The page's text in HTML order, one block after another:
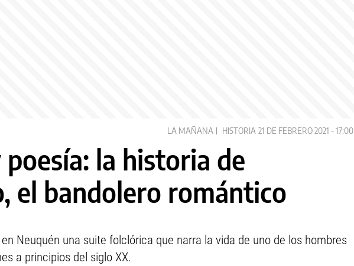
LA MAÑANA HISTORIA 21 DE FEBRERO 2021 - 17:00
la historia de
el bandolero romántico
Neuquén una suite folclórica que narra la vida de uno de los hombres
a principios del siglo XX.